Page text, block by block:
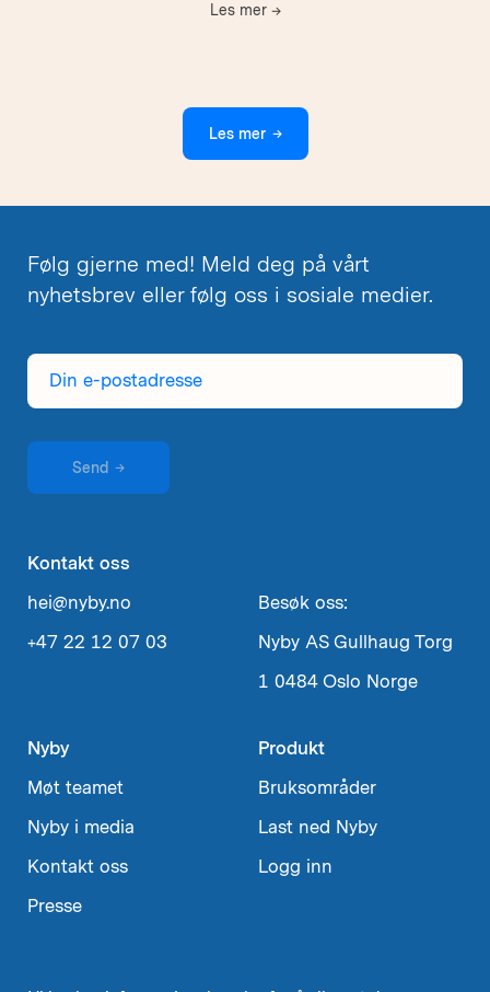
Les mer →
Les mer →
Følg gjerne med! Meld deg på vårt
nyhetsbrev eller følg oss i sosiale medier.
Din
postadresse
Send →
Kontakt oss
hei@nyby.no
+47 22 12 07 03
Besøk oss:
Nyby AS Gullhaug Torg
1 0484 Oslo Norge
Nyby
Møt teamet
Nyby i media
Kontakt oss
Presse
Produkt
Bruksområder
Last ned Nyby
Logg inn